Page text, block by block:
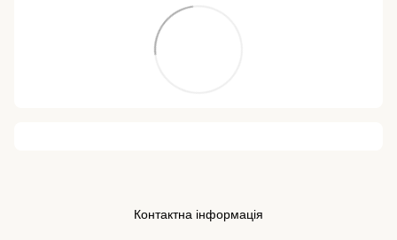
Контактна інформація